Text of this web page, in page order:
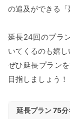
の追及ができる「
延長24回のプラ
いてくるのも嬉し
ぜひ延長プラン
目指しましょう！
延長プラン 75